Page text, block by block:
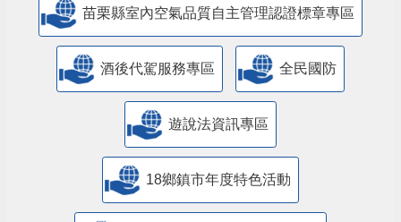
苗栗縣室內空氣品質自主管理認證標章專區
酒後代駕服務專區 全民國防
遊說法資訊專區
18鄉鎮市年度特色活動